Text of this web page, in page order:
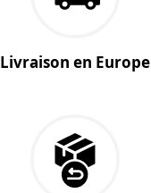
Livraison en Europe